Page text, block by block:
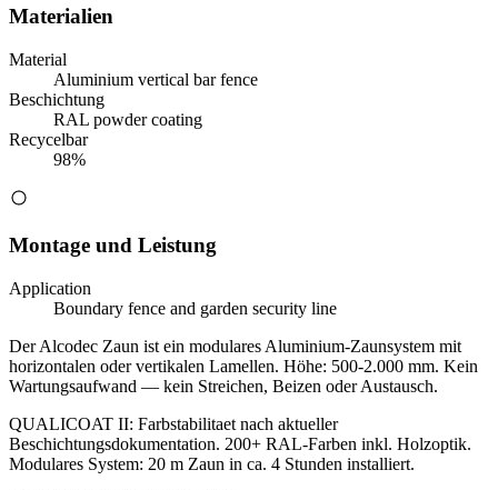
Materialien
Material
Aluminium vertical bar fence
Beschichtung
RAL powder coating
Recycelbar
98%
Montage und Leistung
Application
Boundary fence and garden security line
Der Alcodec Zaun ist ein modulares Aluminium-Zaunsystem mit
horizontalen oder vertikalen Lamellen. Höhe: 500-2.000 mm. Kein
Wartungsaufwand — kein Streichen, Beizen oder Austausch.
QUALICOAT II: Farbstabilitaet nach aktueller
Beschichtungsdokumentation. 200+ RAL-Farben inkl. Holzoptik.
Modulares System: 20 m Zaun in ca. 4 Stunden installiert.